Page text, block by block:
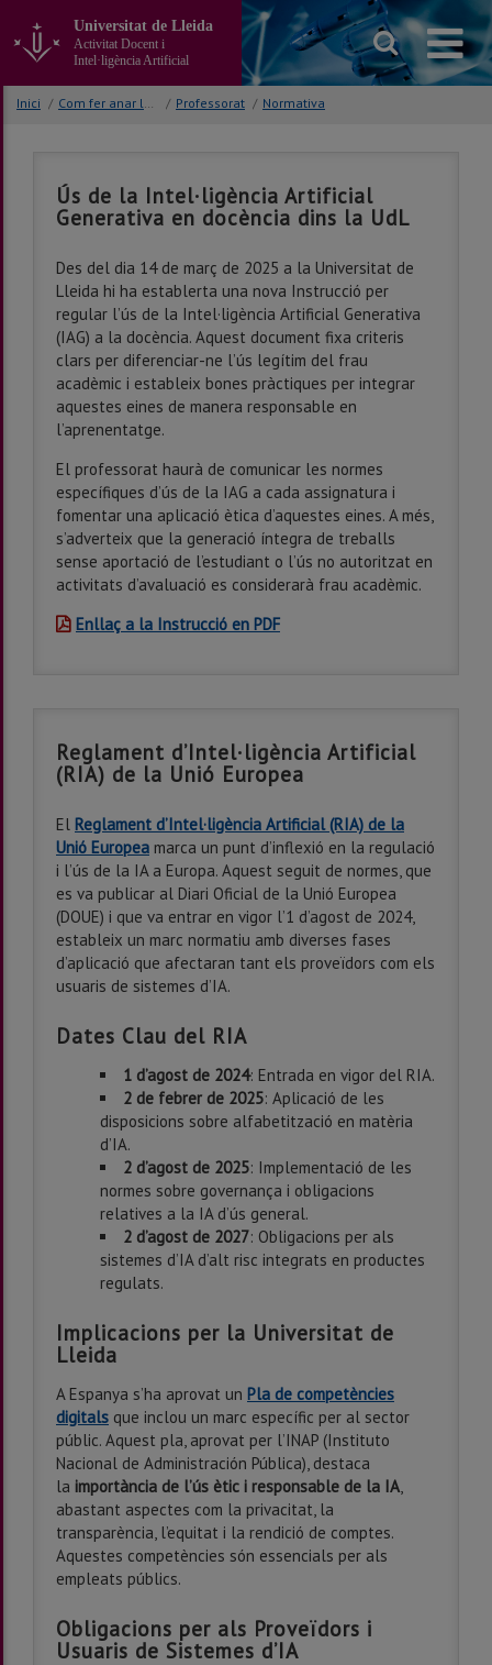
contingut
Universitat de Lleida
Activitat Docent i
Intel·ligència Artificial
Inici / Com fer anar la IA / Professorat / Normativa
Ús de la Intel·ligència Artificial
Generativa en docència dins la UdL
Des del dia 14 de març de 2025 a la Universitat de
Lleida hi ha establerta una nova Instrucció per
regular l’ús de la Intel·ligència Artificial Generativa
(IAG) a la docència. Aquest document fixa criteris
clars per diferenciar-ne l’ús legítim del frau
acadèmic i estableix bones pràctiques per integrar
aquestes eines de manera responsable en
l’aprenentatge.
El professorat haurà de comunicar les normes
específiques d’ús de la IAG a cada assignatura i
fomentar una aplicació ètica d’aquestes eines. A més,
s’adverteix que la generació íntegra de treballs
sense aportació de l’estudiant o l’ús no autoritzat en
activitats d’avaluació es considerarà frau acadèmic.
Enllaç a la Instrucció en PDF
Reglament d’Intel·ligència Artificial
(RIA) de la Unió Europea
El Reglament d’Intel·ligència Artificial (RIA) de la
Unió Europea marca un punt d’inflexió en la regulació
i l’ús de la IA a Europa. Aquest seguit de normes, que
es va publicar al Diari Oficial de la Unió Europea
(DOUE) i que va entrar en vigor l’1 d’agost de 2024,
estableix un marc normatiu amb diverses fases
d’aplicació que afectaran tant els proveïdors com els
usuaris de sistemes d’IA.
Dates Clau del RIA
1 d’agost de 2024: Entrada en vigor del RIA.
2 de febrer de 2025: Aplicació de les
disposicions sobre alfabetització en matèria
d’IA.
2 d’agost de 2025: Implementació de les
normes sobre governança i obligacions
relatives a la IA d’ús general.
2 d’agost de 2027: Obligacions per als
sistemes d’IA d’alt risc integrats en productes
regulats.
Implicacions per la Universitat de
Lleida
A Espanya s’ha aprovat un Pla de competències
digitals que inclou un marc específic per al sector
públic. Aquest pla, aprovat per l’INAP (Instituto
Nacional de Administración Pública), destaca
la importància de l’ús ètic i responsable de la IA,
abastant aspectes com la privacitat, la
transparència, l’equitat i la rendició de comptes.
Aquestes competències són essencials per als
empleats públics.
Obligacions per als Proveïdors i
Usuaris de Sistemes d’IA